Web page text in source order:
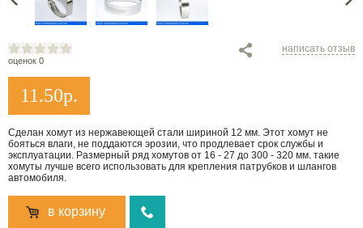
оценок 0
написать отзыв
11.50р.
Сделан хомут из нержавеющей стали шириной 12 мм. Этот хомут не
бояться влаги, не поддаются эрозии, что продлевает срок службы и
эксплуатации. Размерный ряд хомутов от 16 - 27 до 300 - 320 мм. такие
хомуты лучше всего использовать для крепления патрубков и шлангов
автомобиля.
в корзину